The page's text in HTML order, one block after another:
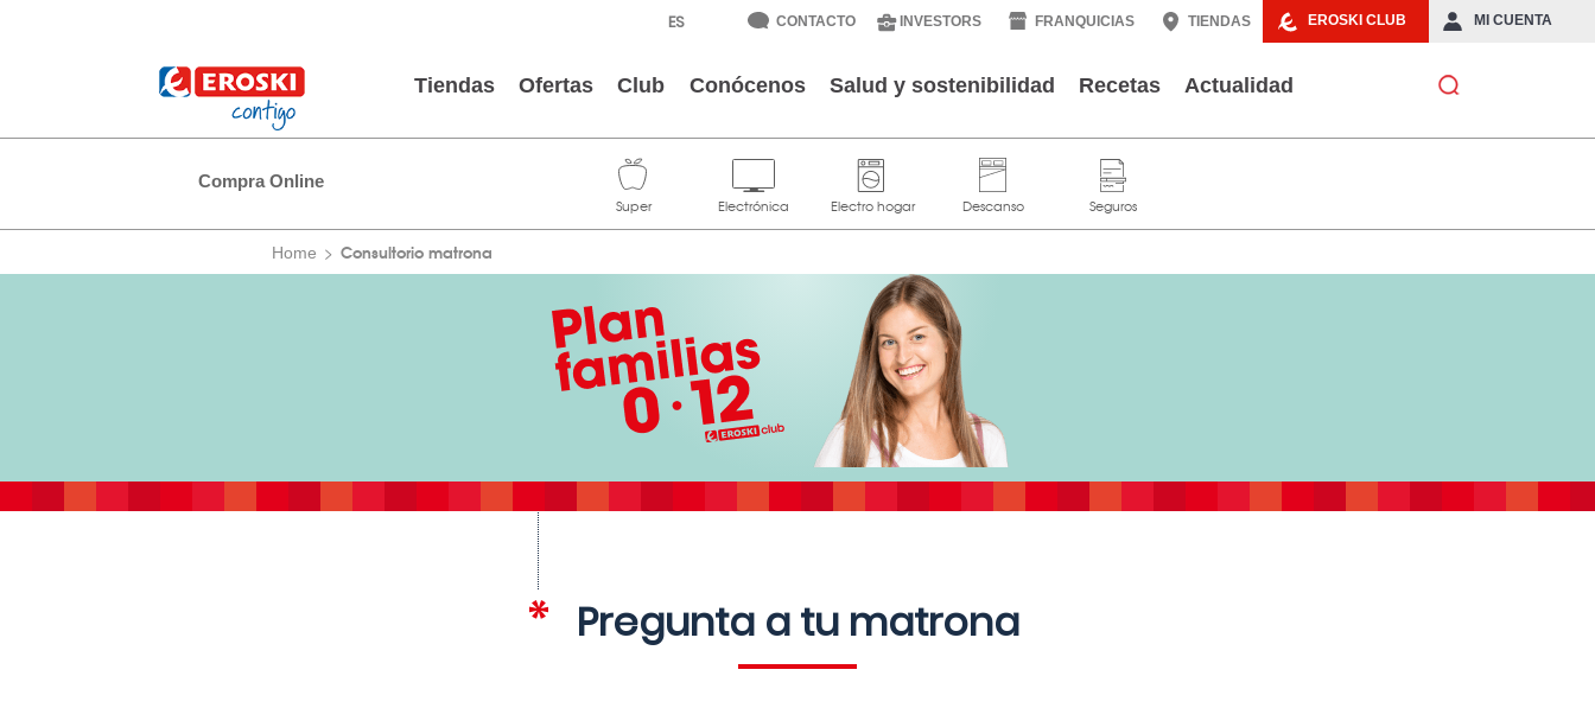
EROSKI CLUB MI CUENTA
CONTACTO INVESTORS FRANQUICIAS TIENDAS
Tiendas Ofertas Club Conócenos Salud y sostenibilidad Recetas Actualidad
Compra Online
Home Consultorio matrona
Pregunta a tu matrona